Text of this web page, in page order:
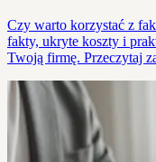
Czy warto korzystać z
fakty, ukryte koszty i
Twoją firmę. Przeczytaj